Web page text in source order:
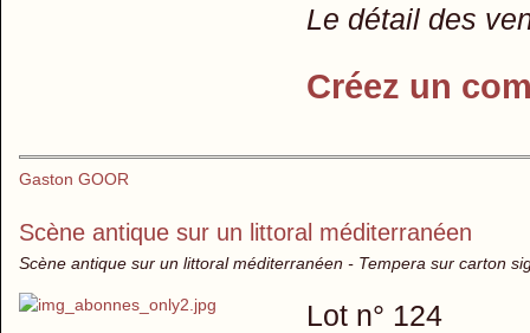
Le détail des
Créez un
Gaston GOOR
Scène antique sur un littoral méditerranéen
Scène antique sur un littoral méditerranéen - Tempera sur carton
Lot n° 124